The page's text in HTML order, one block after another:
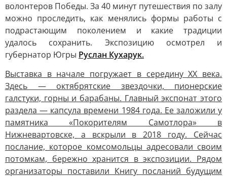
волонтеров Победы. За 40 минут путешествия по залу
можно проследить, как менялись формы работы с
подрастающим поколением и какие традиции
удалось сохранить. Экспозицию осмотрел и
губернатор Югры Руслан Кухарук.
Выставка в начале погружает в середину XX века.
Здесь — октябрятские звездочки, пионерские
галстуки, горны и барабаны. Главный экспонат этого
раздела — капсула времени 1984 года. Ее заложили у
памятника «Покорителям Самотлора» в
Нижневартовске, а вскрыли в 2018 году. Сейчас
послание, которое комсомольцы адресовали своим
потомкам, бережно хранится в экспозиции. Рядом
организаторы поставили Книгу посланий будущим